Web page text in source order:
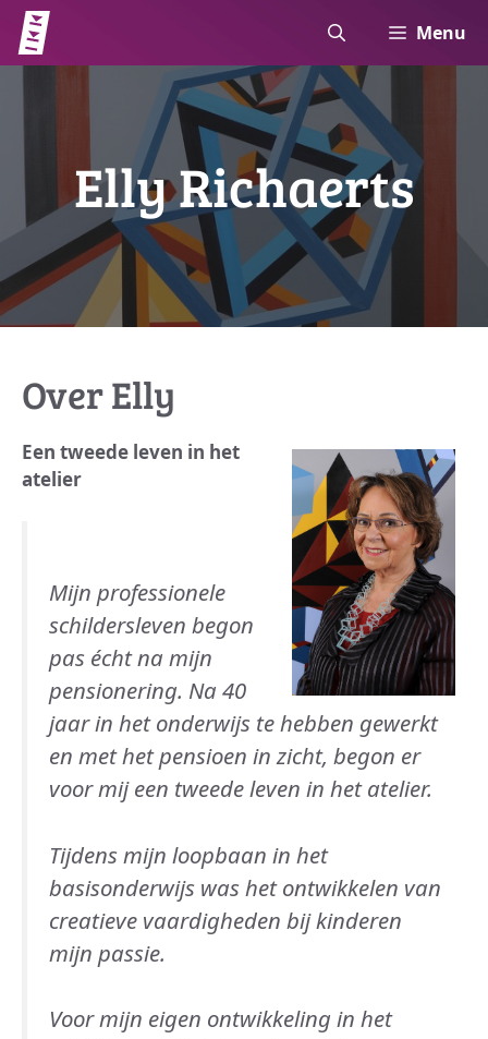
naar
de
Menu
Elly Richaerts
Over Elly
Een tweede leven in het
atelier
Mijn professionele
schildersleven begon
pas écht na mijn
pensionering. Na 40
jaar in het onderwijs te hebben gewerkt
en met het pensioen in zicht, begon er
voor mij een tweede leven in het atelier.
Tijdens mijn loopbaan in het
basisonderwijs was het ontwikkelen van
creatieve vaardigheden bij kinderen
mijn passie.
Voor mijn eigen ontwikkeling in het